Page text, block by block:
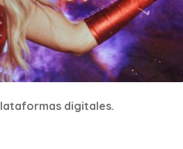
digitales.